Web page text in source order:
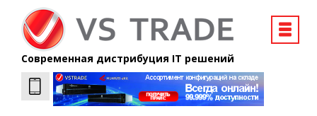
Современная дистрибуция IT решений